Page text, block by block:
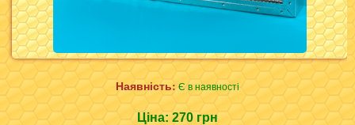
Наявність:Є в наявності
Ціна: 270 грн